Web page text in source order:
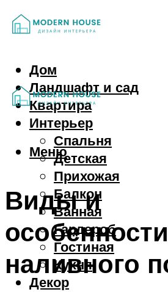
Дом
Ландшафт и сад
Квартира
Интерьер
Спальня
Детская
Прихожая
Балкон
Ванная
Гардероб
Гостиная
Кухня
Декор
Меню
Виды и
особенности
наливного